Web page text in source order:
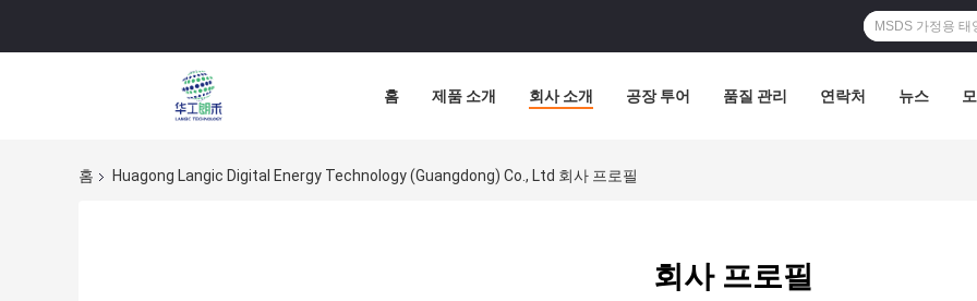
홈 제품 소개 회사 소개 공장 투어 품질 관리 연락처 뉴스
홈 Huagong Langic Digital Energy Technology (Guangdong) Co., Ltd 회사 프로필
회사 프로필